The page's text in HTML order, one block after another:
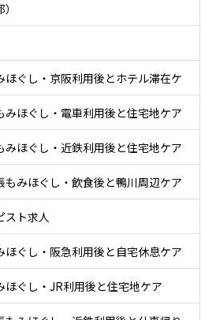
ほぐし・京阪利用後とホテル滞在ケ
みほぐし・電車利用後と住宅地ケア
みほぐし・近鉄利用後と住宅地ケア
もみほぐし・飲食後と鴨川周辺ケア
スト求人
ほぐし・阪急利用後と自宅休息ケア
ほぐし・JR利用後と住宅地ケア